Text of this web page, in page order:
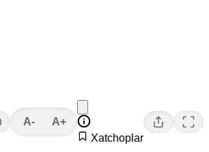
A-
A+
Xatchoplar